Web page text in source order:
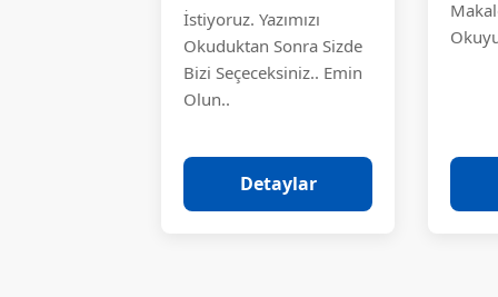
İstiyoruz. Yazımızı
Okuduktan Sonra Sizde
Bizi Seçeceksiniz.. Emin
Olun..
Detaylar